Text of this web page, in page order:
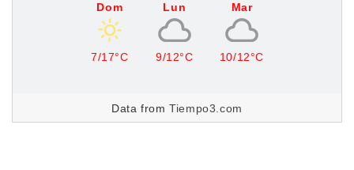
Dom
7/17°C
Lun
9/12°C
Mar
10/12°C
Data fromTiempo3.com